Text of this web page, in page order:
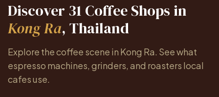
Discover 31 Coffee Shops in
Kong Ra, Thailand
Explore the coffee scene in Kong Ra. See what
espresso machines, grinders, and roasters local
cafes use.